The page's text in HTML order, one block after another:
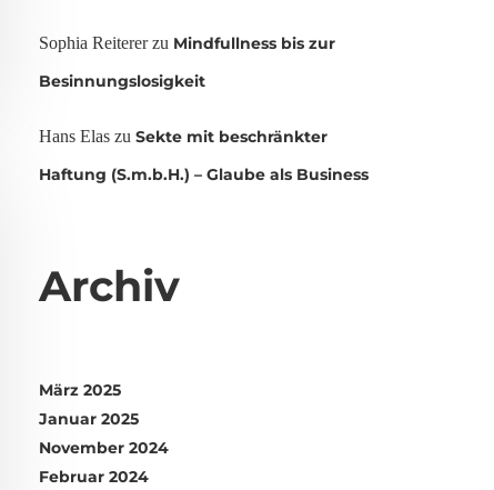
Sophia Reitererzu Mindfullness bis zur
Besinnungslosigkeit
Hans Elaszu Sekte mit beschränkter
Haftung (S.m.b.H.) – Glaube als Business
Archiv
März 2025
Januar 2025
November 2024
Februar 2024